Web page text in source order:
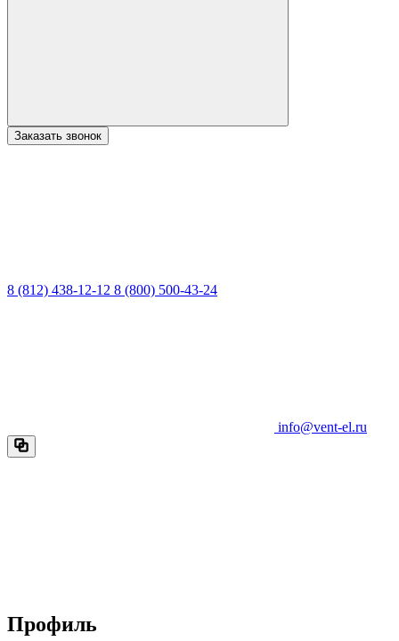
Заказать звонок
8 (812) 438-12-12 8 (800) 500-43-24
info@vent-el.ru
Профиль